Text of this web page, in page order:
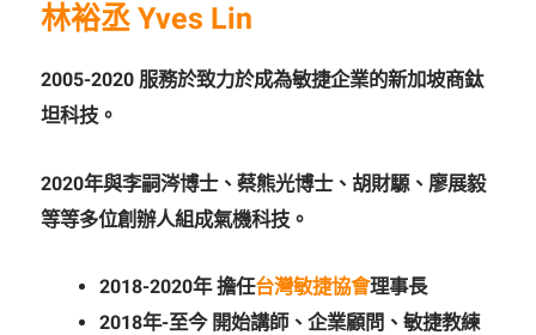
林裕丞 Yves Lin
2005-2020 服務於致力於成為敏捷企業的新加坡商鈦
坦科技。
2020年與李嗣涔博士、蔡熊光博士、胡財騵、廖展毅
等等多位創辦人組成氣機科技。
2018-2020年 擔任台灣敏捷協會理事長
2018年-至今 開始講師、企業顧問、敏捷教練